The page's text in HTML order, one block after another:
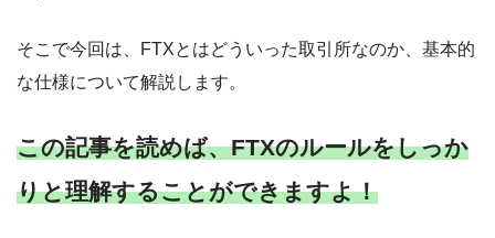
そこで今回は、FTXとはどういった取引所なのか、基本的
な仕様について解説します。
この記事を読めば、FTXのルールをしっか
りと理解することができますよ！